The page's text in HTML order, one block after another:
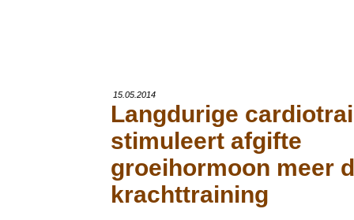
15.05.2014
Langdurige
stimuleert afgifte
groeihormoon meer
krachttraining